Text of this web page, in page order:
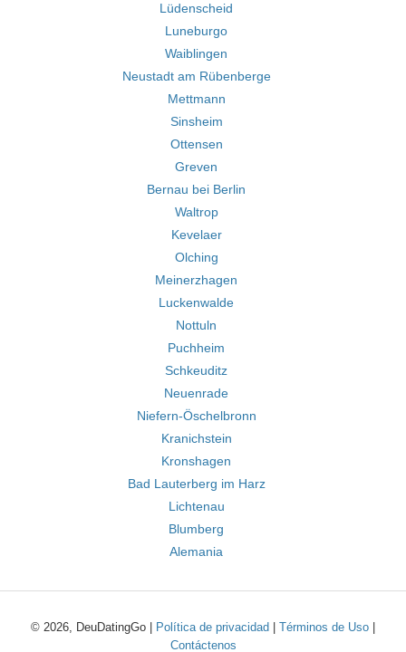
Lüdenscheid
Luneburgo
Waiblingen
Neustadt am Rübenberge
Mettmann
Sinsheim
Ottensen
Greven
Bernau bei Berlin
Waltrop
Kevelaer
Olching
Meinerzhagen
Luckenwalde
Nottuln
Puchheim
Schkeuditz
Neuenrade
Niefern-Öschelbronn
Kranichstein
Kronshagen
Bad Lauterberg im Harz
Lichtenau
Blumberg
Alemania
© 2026, DeuDatingGo | Política de privacidad Términos de Uso
Contáctenos